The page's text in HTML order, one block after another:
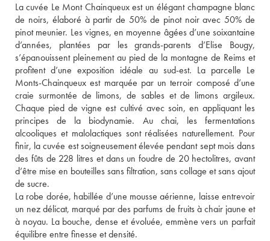
La cuvée Le Mont Chainqueux est un élégant champagne blanc
de noirs, élaboré à partir de 50% de pinot noir avec 50% de
pinot meunier. Les vignes, en moyenne âgées d’une soixantaine
d’années, plantées par les grands-parents d’Elise Bougy,
s’épanouissent pleinement au pied de la montagne de Reims et
profitent d’une exposition idéale au sud-est. La parcelle Le
Monts-Chainqueux est marquée par un terroir composé d’une
craie surmontée de limons, de sables et de limons argileux.
Chaque pied de vigne est cultivé avec soin, en appliquant les
principes de la biodynamie. Au chai, les fermentations
alcooliques et malolactiques sont réalisées naturellement. Pour
finir, la cuvée est soigneusement élevée pendant sept mois dans
des fûts de 228 litres et dans un foudre de 20 hectolitres, avant
d’être mise en bouteilles sans filtration, sans collage et sans ajout
de sucre.
La robe dorée, habillée d’une mousse aérienne, laisse entrevoir
un nez délicat, marqué par des parfums de fruits à chair jaune et
à noyau. La bouche, dense et évoluée, emmène vers un parfait
équilibre entre finesse et densité.